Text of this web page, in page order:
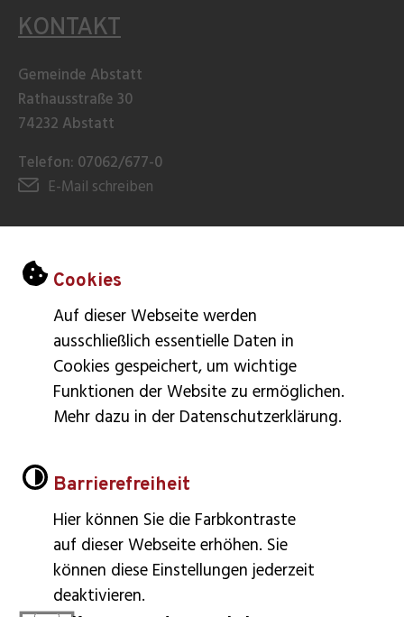
Einstellungen zu Cookies und
Cookies
Auf dieser Webseite werden
ausschließlich essentielle Daten in
Cookies gespeichert, um wichtige
Funktionen der Website zu ermöglichen.
Mehr dazu in der Datenschutzerklärung.
Barrierefreiheit
Hier können Sie die Farbkontraste
auf dieser Webseite erhöhen. Sie
können diese Einstellungen jederzeit
deaktivieren.
KONTAKT
Gemeinde Abstatt
Rathausstraße 30
74232 Abstatt
Telefon: 07062/677-0
E-Mail schreiben
ÖFFNUNGSZEITEN
Montag – Freitag: 8:30 – 12:00
Dienstag: 14:00 – 18:00
Donnerstag: 14:00 – 16:00
Impressum
Barrierefreiheit
Datenschutzerklärung
Gebärdensprache
Barrierefreie Ansicht